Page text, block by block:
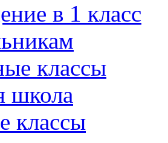
в 1 класс
классы
школа
классы